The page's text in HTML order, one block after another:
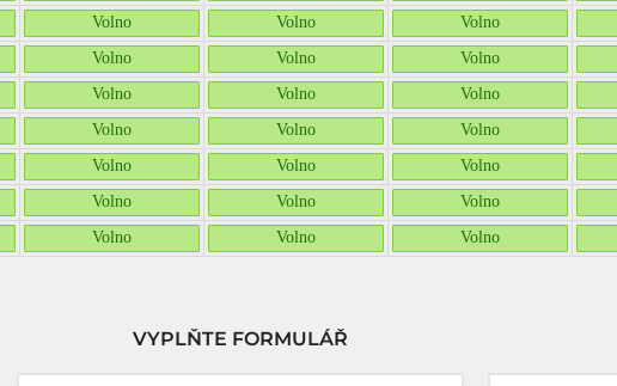
Volno
Volno
Volno
Volno
Volno
Volno
Volno
Volno
Volno
Volno
Volno
Volno
Volno
Volno
Volno
Volno
Volno
Volno
Volno
Volno
Volno
VYPLŇTE FORMULÁŘ